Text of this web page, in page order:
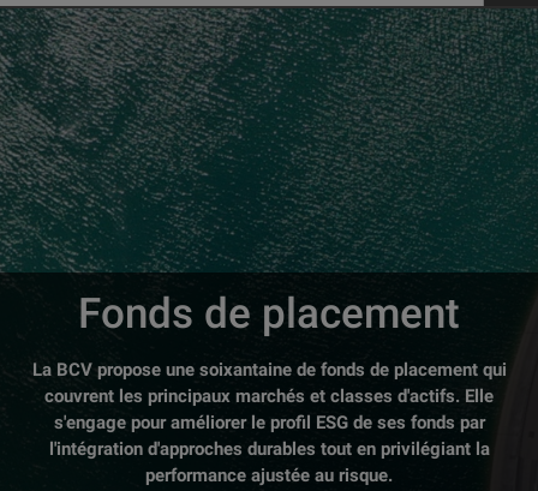
Fonds de placement
La BCV propose une soixantaine de fonds de placement qui
couvrent les principaux marchés et classes d'actifs. Elle
s'engage pour améliorer le profil ESG de ses fonds par
l'intégration d'approches durables tout en privilégiant la
performance ajustée au risque.